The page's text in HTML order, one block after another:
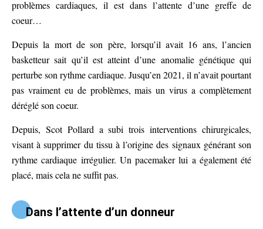
problèmes cardiaques, il est dans l’attente d’une greffe de
coeur…
Depuis la mort de son père, lorsqu’il avait 16 ans, l’ancien
basketteur sait qu’il est atteint d’une anomalie génétique qui
perturbe son rythme cardiaque. Jusqu’en 2021, il n’avait pourtant
pas vraiment eu de problèmes, mais un virus a complètement
déréglé son coeur.
Depuis, Scot Pollard a subi trois interventions chirurgicales,
visant à supprimer du tissu à l’origine des signaux générant son
rythme cardiaque irrégulier. Un pacemaker lui a également été
placé, mais cela ne suffit pas.
Dans l’attente d’un donneur